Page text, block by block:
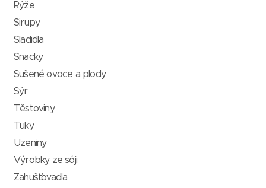
Rýže
Sirupy
Sladidla
Snacky
Sušené ovoce a plody
Sýr
Těstoviny
Tuky
Uzeniny
Výrobky ze sóji
Zahušťovadla